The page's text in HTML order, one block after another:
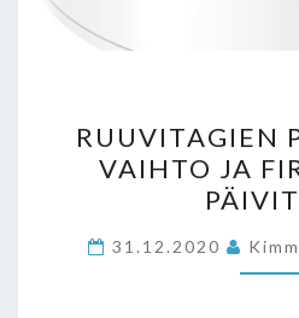
JA
RUUVITAGIEN
VAIHTO JA
31.12.2020